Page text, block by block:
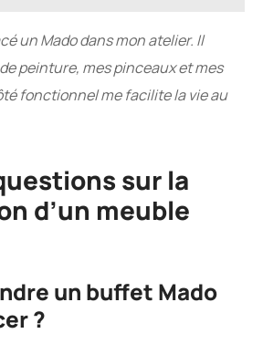
un Mado dans mon atelier. Il
peinture, mes pinceaux et mes
fonctionnel me facilite la vie au
sur la
d’un meuble
un buffet Mado
?